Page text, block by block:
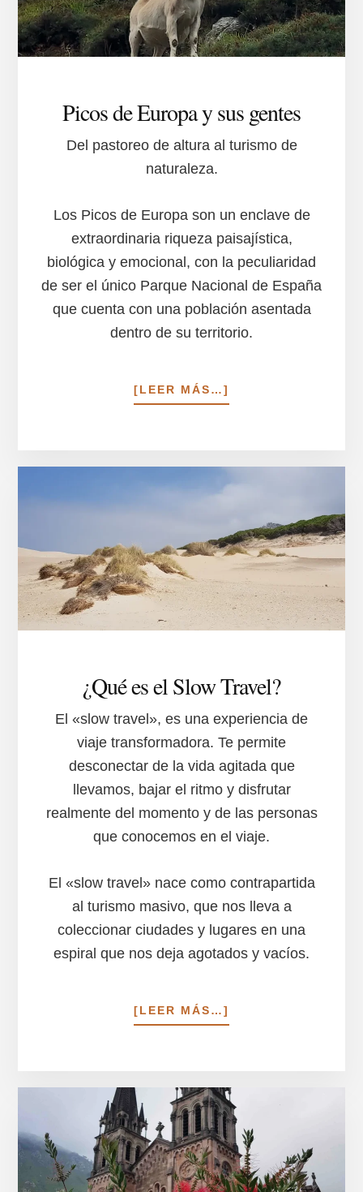
Picos de Europa y sus gentes
Del pastoreo de altura al turismo de
naturaleza.
Los Picos de Europa son un enclave de
extraordinaria riqueza paisajística,
biológica y emocional, con la peculiaridad
de ser el único Parque Nacional de España
que cuenta con una población asentada
dentro de su territorio.
[LEER MÁS…]
DE
¿Qué es el Slow Travel?
El «slow travel», es una experiencia de
viaje transformadora. Te permite
desconectar de la vida agitada que
llevamos, bajar el ritmo y disfrutar
realmente del momento y de las personas
que conocemos en el viaje.
El «slow travel» nace como contrapartida
al turismo masivo, que nos lleva a
coleccionar ciudades y lugares en una
espiral que nos deja agotados y vacíos.
[LEER MÁS…]
DE
SLOW
TRAVEL?